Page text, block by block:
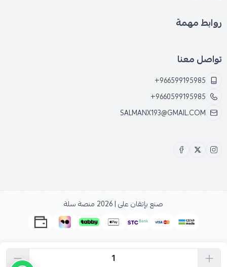
روابط مهمة
تواصل معنا
+966599195985
+9660599195985
SALMANX193@GMAIL.COM
صنع بإتقان على | 2026 منصة سلة